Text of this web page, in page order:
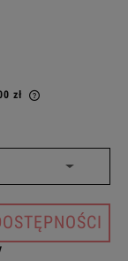
zł
momentu,
sprzedaży.